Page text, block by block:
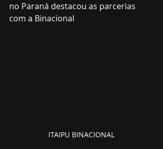
no Paraná destacou as parcerias
com a Binacional
ITAIPU BINACIONAL